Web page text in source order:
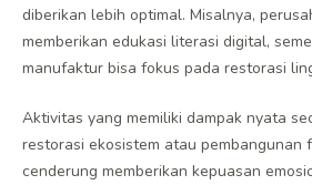
diberikan lebih optimal. Misalnya,
memberikan edukasi literasi digital,
manufaktur bisa fokus pada restorasi
Aktivitas yang memiliki dampak nyata
restorasi ekosistem atau pembangunan
cenderung memberikan kepuasan